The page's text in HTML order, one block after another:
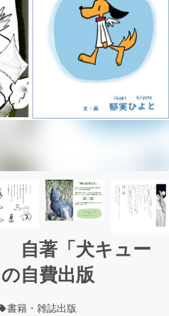
自著「犬キュー
自費出版
書籍・雑誌出版